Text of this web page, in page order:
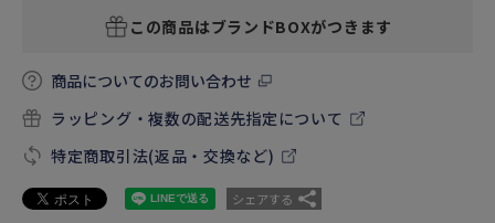
この商品はブランドBOXがつきます
商品についてのお問い合わせ
ラッピング・複数の配送先指定について
特定商取引法(返品・交換など)
シェアする